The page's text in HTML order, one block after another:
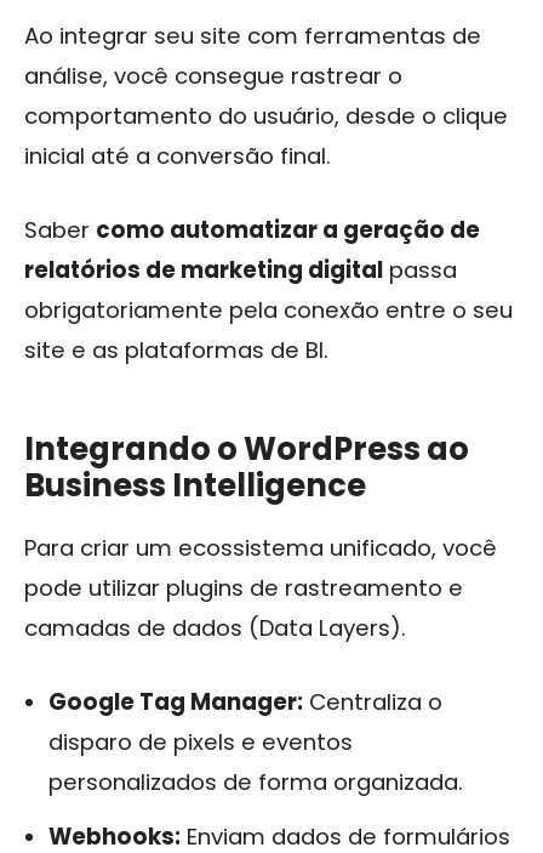
Ao integrar seu site com ferramentas de
análise, você consegue rastrear o
comportamento do usuário, desde o clique
inicial até a conversão final.
Saber como automatizar a geração de
relatórios de marketing digital passa
obrigatoriamente pela conexão entre o seu
site e as plataformas de BI.
Integrando o WordPress ao
Business Intelligence
Para criar um ecossistema unificado, você
pode utilizar plugins de rastreamento e
camadas de dados (Data Layers).
Google Tag Manager: Centraliza o
disparo de pixels e eventos
personalizados de forma organizada.
Webhooks: Enviam dados de formulários